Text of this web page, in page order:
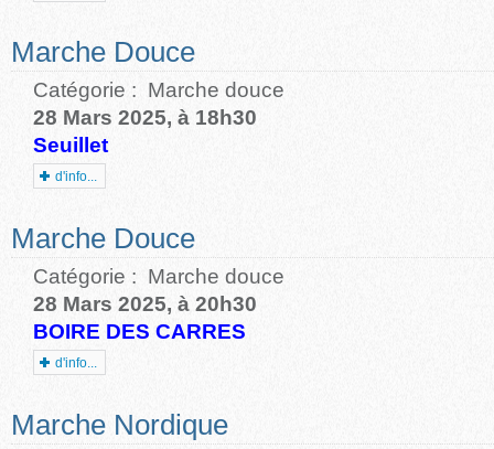
Marche Douce
Catégorie : Marche douce
28 Mars 2025, à 18h30
Seuillet
d'info...
Marche Douce
Catégorie : Marche douce
28 Mars 2025, à 20h30
BOIRE DES CARRES
d'info...
Marche Nordique